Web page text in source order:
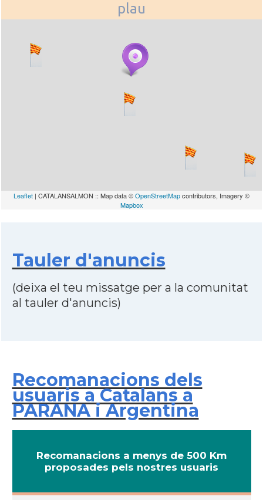
plau
Leaflet | CATALANSALMON :: Map data ©OpenStreetMapcontributors, Imagery ©
Mapbox
Tauler d'anuncis
(deixa el teu missatge per a la comunitat
al tauler d'anuncis)
Recomanacions dels
usuaris a Catalans a
PARANA i Argentina
Recomanacions a menys de 500 Km
proposades pels nostres usuaris